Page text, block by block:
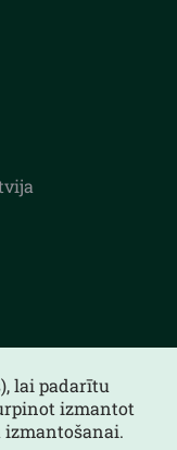
lai padarītu
izmantot